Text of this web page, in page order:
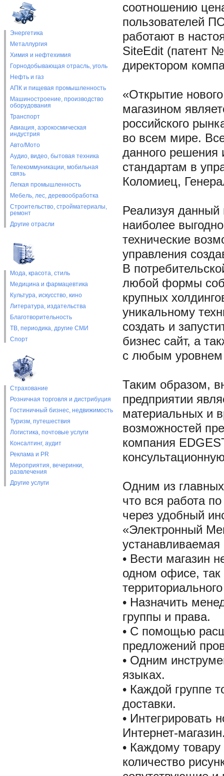
Энергетика
Металлургия
Химия и нефтехимия
Горнодобывающая отрасль, уголь
Нефть и газ
АПК и пищевая промышленность
Машиностроение, производство
оборудования
Транспорт
Авиация, аэрокосмическая
индустрия
Авто/Мото
Аудио, видео, бытовая техника
Телекоммуникации, мобильная
связь
Легкая промышленность
Мебель, лес, деревообработка
Строительство, стройматериалы,
ремонт
Другие отрасли
Мода, красота, стиль
Медицина и фармацевтика
Культура, искусство, кино
Литература, издательства
Благотворительность
ТВ, периодика, другие СМИ
Спорт
Страхование
Розничная торговля и дистрибуция
Гостиничный бизнес, недвижимость
Туризм, путешествия
Логистика, почтовые услуги
Консалтинг, аудит
Реклама и PR
Мероприятия, вечеринки,
развлечения
Другие услуги
соотношению
пользователей
работают в
SiteEdit (патент
директором
«Открытие
магазином
российского
во всем мире.
данного
стандартам в
Коломиец,
Реализуя данный
наиболее
технические
управления
В
любой формы
крупных
уникальному
создать и
бизнес сайт, а
с любым уровнем
Таким образом,
предприятии
материальных и
возможностей
компания
Одним из
что вся работа
через удобный
«Электронный
• Вести магазин
одном офисе, так
• Назначить
группы и права.
• С помощью
предложений
• Одним
языках.
• Каждой группе
доставки.
• Интегрировать
Интернет-
• Каждому
количество